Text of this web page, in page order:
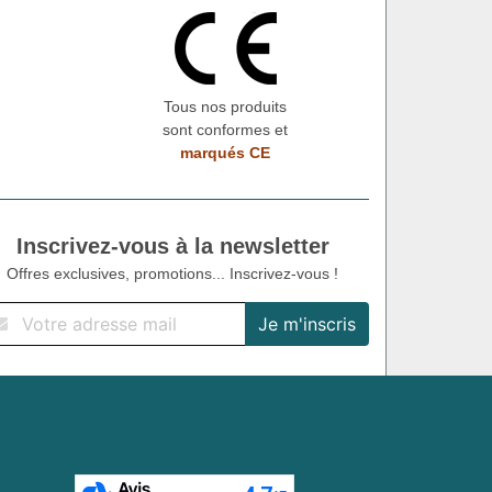
Tous nos produits
sont conformes et
marqués CE
Inscrivez-vous à la newsletter
Offres exclusives, promotions... Inscrivez-vous !